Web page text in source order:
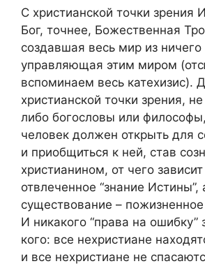
С христианской точки зрения
Бог, точнее, Божественная
создавшая весь мир из ничего
управляющая этим миром
вспоминаем весь катехизис).
христианской точки зрения,
либо богословы или
человек должен открыть для
и приобщиться к ней, став
христианином, от чего
отвлеченное “знание Истины”,
существование –
И никакого “права на ошибку”
кого: все нехристиане
и все нехристиане не